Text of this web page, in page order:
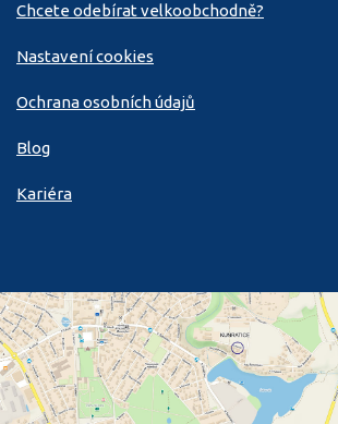
Chcete odebírat velkoobchodně?
Nastavení cookies
Ochrana osobních údajů
Blog
Kariéra